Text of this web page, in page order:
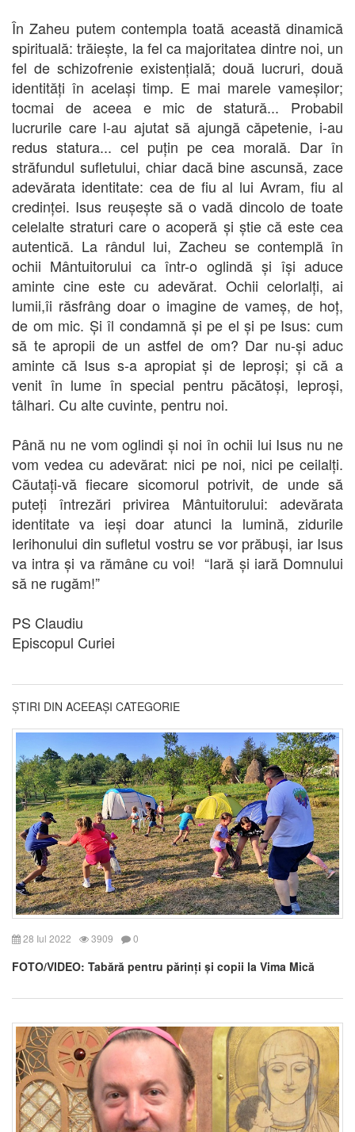
În Zaheu putem contempla toată această dinamică
spirituală: trăiește, la fel ca majoritatea dintre noi, un
fel de schizofrenie existențială; două lucruri, două
identități în același timp. E mai marele vameșilor;
tocmai de aceea e mic de statură... Probabil
lucrurile care l-au ajutat să ajungă căpetenie, i-au
redus statura... cel puțin pe cea morală. Dar în
străfundul sufletului, chiar dacă bine ascunsă, zace
adevărata identitate: cea de fiu al lui Avram, fiu al
credinței. Isus reușește să o vadă dincolo de toate
celelalte straturi care o acoperă și știe că este cea
autentică. La rândul lui, Zacheu se contemplă în
ochii Mântuitorului ca într-o oglindă și își aduce
aminte cine este cu adevărat. Ochii celorlalți, ai
lumii,îi răsfrâng doar o imagine de vameș, de hoț,
de om mic. Și îl condamnă și pe el și pe Isus: cum
să te apropii de un astfel de om? Dar nu-și aduc
aminte că Isus s-a apropiat și de leproși; și că a
venit în lume în special pentru păcătoși, leproși,
tâlhari. Cu alte cuvinte, pentru noi.
Până nu ne vom oglindi și noi în ochii lui Isus nu ne
vom vedea cu adevărat: nici pe noi, nici pe ceilalți.
Căutați-vă fiecare sicomorul potrivit, de unde să
puteți întrezări privirea Mântuitorului: adevărata
identitate va ieși doar atunci la lumină, zidurile
Ierihonului din sufletul vostru se vor prăbuși, iar Isus
va intra și va rămâne cu voi! “Iară și iară Domnului
să ne rugăm!”
PS Claudiu
Episcopul Curiei
ȘTIRI DIN ACEEAȘI CATEGORIE
28 Iul 2022 3909 0
FOTO/VIDEO: Tabără pentru părinți și copii la Vima Mică